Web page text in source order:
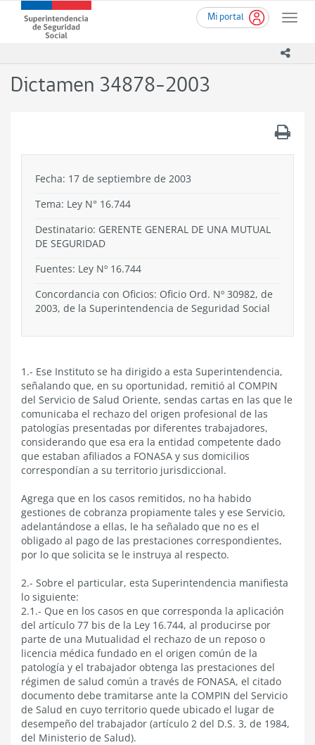
contenido
Mi portal
Toggle
Superintendencia
de
-
Dictamen 34878-2003
Fecha: 17 de septiembre de 2003
Tema: Ley N° 16.744
Destinatario: GERENTE GENERAL DE UNA MUTUAL
DE SEGURIDAD
Fuentes: Ley Nº 16.744
Concordancia con Oficios: Oficio Ord. Nº 30982, de
2003, de la Superintendencia de Seguridad Social
1.- Ese Instituto se ha dirigido a esta Superintendencia,
señalando que, en su oportunidad, remitió al COMPIN
del Servicio de Salud Oriente, sendas cartas en las que le
comunicaba el rechazo del origen profesional de las
patologías presentadas por diferentes trabajadores,
considerando que esa era la entidad competente dado
que estaban afiliados a FONASA y sus domicilios
correspondían a su territorio jurisdiccional.
Agrega que en los casos remitidos, no ha habido
gestiones de cobranza propiamente tales y ese Servicio,
adelantándose a ellas, le ha señalado que no es el
obligado al pago de las prestaciones correspondientes,
por lo que solicita se le instruya al respecto.
2.- Sobre el particular, esta Superintendencia manifiesta
lo siguiente:
2.1.- Que en los casos en que corresponda la aplicación
del artículo 77 bis de la Ley 16.744, al producirse por
parte de una Mutualidad el rechazo de un reposo o
licencia médica fundado en el origen común de la
patología y el trabajador obtenga las prestaciones del
régimen de salud común a través de FONASA, el citado
documento debe tramitarse ante la COMPIN del Servicio
de Salud en cuyo territorio quede ubicado el lugar de
desempeño del trabajador (artículo 2 del D.S. 3, de 1984,
del Ministerio de Salud).